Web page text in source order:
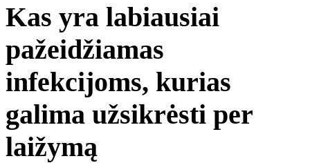
Kas yra labiausiai
pažeidžiamas
infekcijoms, kurias
galima užsikrėsti per
laižymą